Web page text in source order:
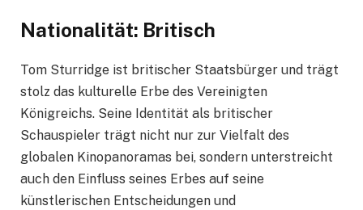
Nationalität: Britisch
Tom Sturridge ist britischer Staatsbürger und trägt
stolz das kulturelle Erbe des Vereinigten
Königreichs. Seine Identität als britischer
Schauspieler trägt nicht nur zur Vielfalt des
globalen Kinopanoramas bei, sondern unterstreicht
auch den Einfluss seines Erbes auf seine
künstlerischen Entscheidungen und